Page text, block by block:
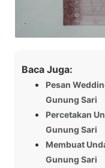
Baca Juga:
Pesan
Gunung Sari
Percetakan
Gunung Sari
Membuat
Gunung Sari